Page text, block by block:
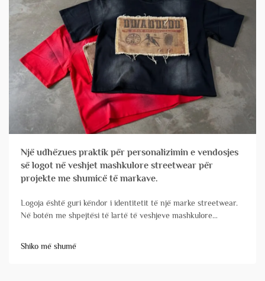
Një udhëzues praktik për personalizimin e vendosjes
së logot në veshjet mashkulore streetwear për
projekte me shumicë të markave.
Logoja është guri këndor i identitetit të një marke streetwear.
Në botën me shpejtësi të lartë të veshjeve mashkulore
Shiko më shumë